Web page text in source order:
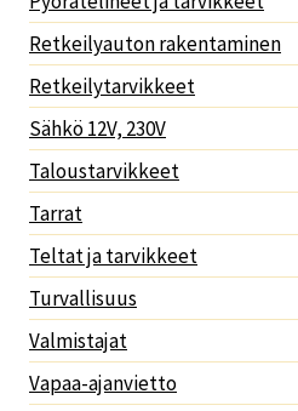
Retkeilyauton rakentaminen
Retkeilytarvikkeet
Sähkö 12V, 230V
Taloustarvikkeet
Tarrat
Teltat ja tarvikkeet
Turvallisuus
Valmistajat
Vapaa-ajanvietto